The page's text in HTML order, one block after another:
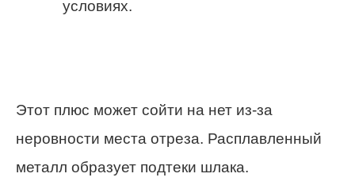
условиях.
Этот плюс может сойти на нет из-за
неровности места отреза. Расплавленный
металл образует подтеки шлака.